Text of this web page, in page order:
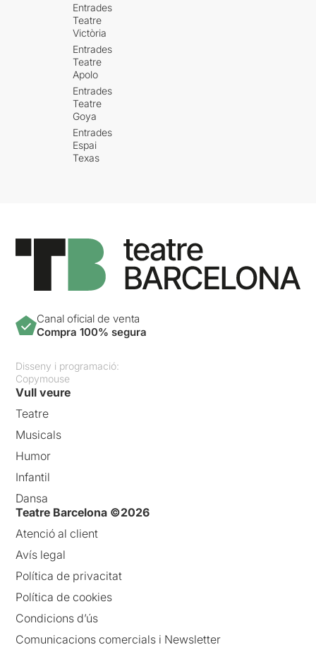
Entrades
Teatre
Victòria
Entrades
Teatre
Apolo
Entrades
Teatre
Goya
Entrades
Espai
Texas
Canal oficial de venta
Compra 100% segura
Disseny i programació:
Copymouse
Vull veure
Teatre
Musicals
Humor
Infantil
Dansa
Teatre Barcelona ©2026
Atenció al client
Avís legal
Política de privacitat
Política de cookies
Condicions d’ús
Comunicacions comercials i Newsletter